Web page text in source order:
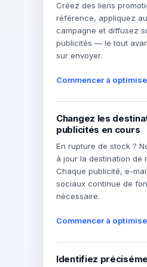
Créez des liens
référence, appliquez
campagne et diffusez
publicités — le tout
sur envoyer.
Commencer à
Changez les
publicités en cours
En rupture de stock ?
à jour la destination de
Chaque publicité, e-
sociaux continue de
nécessaire.
Commencer à
Identifiez